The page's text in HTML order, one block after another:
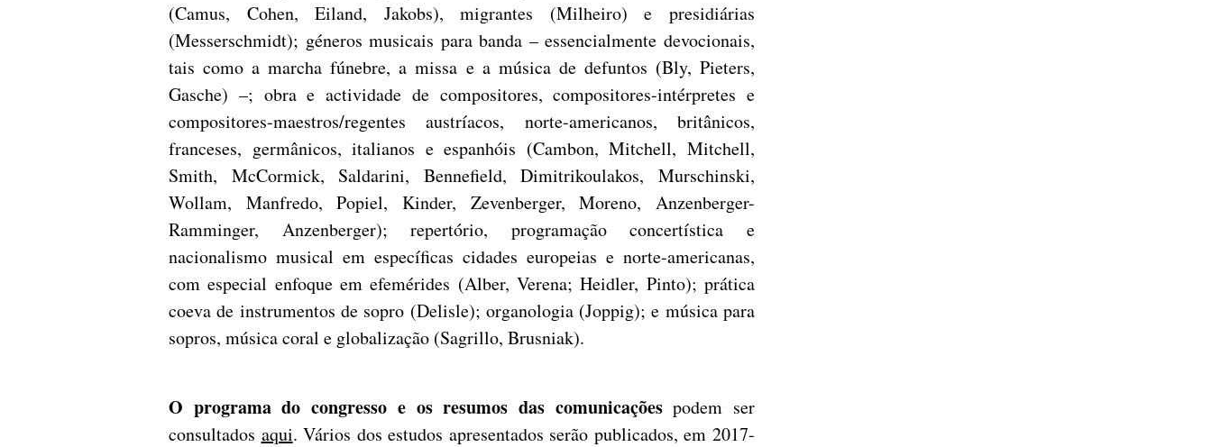
(Camus, Cohen, Eiland, Jakobs), migrantes (Milheiro) e presidiárias
(Messerschmidt); géneros musicais para banda – essencialmente devocionais,
tais como a marcha fúnebre, a missa e a música de defuntos (Bly, Pieters,
Gasche) –; obra e actividade de compositores, compositores-intérpretes e
compositores-maestros/regentes austríacos, norte-americanos, britânicos,
franceses, germânicos, italianos e espanhóis (Cambon, Mitchell, Mitchell,
Smith, McCormick, Saldarini, Bennefield, Dimitrikoulakos, Murschinski,
Wollam, Manfredo, Popiel, Kinder, Zevenberger, Moreno, Anzenberger-
Ramminger, Anzenberger); repertório, programação concertística e
nacionalismo musical em específicas cidades europeias e norte-americanas,
com especial enfoque em efemérides (Alber, Verena; Heidler, Pinto); prática
coeva de instrumentos de sopro (Delisle); organologia (Joppig); e música para
sopros, música coral e globalização (Sagrillo, Brusniak).
O programa do congresso e os resumos das comunicaçõespodem ser
consultados aqui. Vários dos estudos apresentados serão publicados, em 2017-